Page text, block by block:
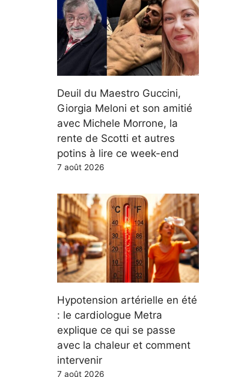
Deuil du Maestro Guccini,
Giorgia Meloni et son amitié
avec Michele Morrone, la
rente de Scotti et autres
potins à lire ce week-end
7 août 2026
Hypotension artérielle en été
: le cardiologue Metra
explique ce qui se passe
avec la chaleur et comment
intervenir
7 août 2026